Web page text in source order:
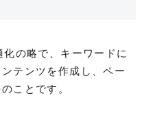
の略で、キーワードに
テンツを作成し、ペー
ことです。